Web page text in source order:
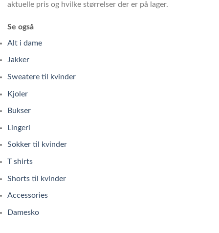
aktuelle pris og hvilke størrelser der er på lager.
Se også
Alt i dame
Jakker
Sweatere til kvinder
Kjoler
Bukser
Lingeri
Sokker til kvinder
T shirts
Shorts til kvinder
Accessories
Damesko